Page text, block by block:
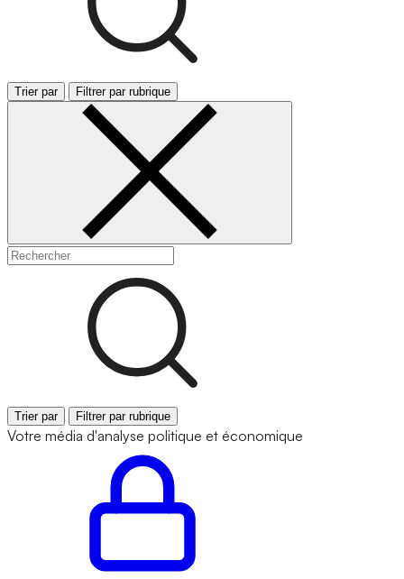
Trier par Filtrer par rubrique
Trier par Filtrer par rubrique
Votre média d'analyse politique et économique